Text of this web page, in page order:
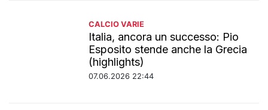
CALCIO VARIE
Italia, ancora un successo: Pio
Esposito stende anche la Grecia
(highlights)
07.06.2026 22:44